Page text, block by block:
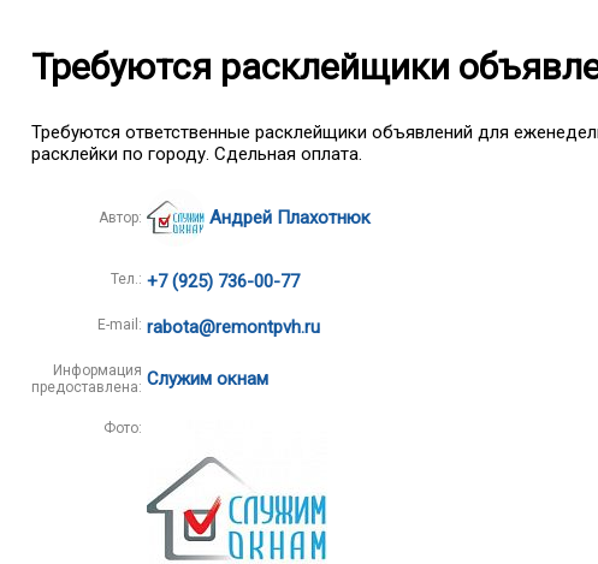
Требуются расклейщики
Требуются ответственные расклейщики объявлений для
расклейки по городу. Сдельная оплата.
Автор: Андрей Плахотнюк
Тел.: +7 (925) 736-00-77
E-mail: rabota@remontpvh.ru
Информация
предоставлена: Служим окнам
Фото: